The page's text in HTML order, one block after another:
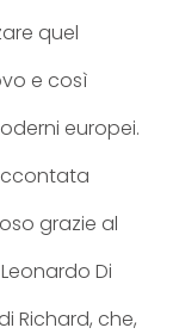
quel
e così
europei.
grazie al
Di
Richard, che,